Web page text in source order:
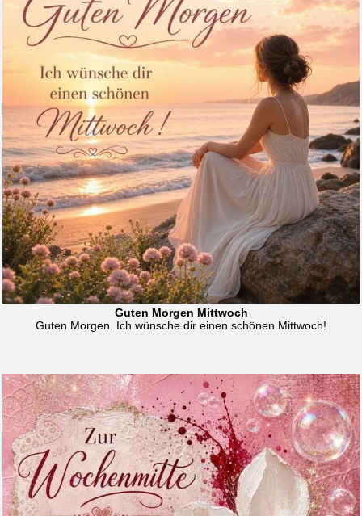
Guten Morgen Mittwoch
Guten Morgen. Ich wünsche dir einen schönen Mittwoch!